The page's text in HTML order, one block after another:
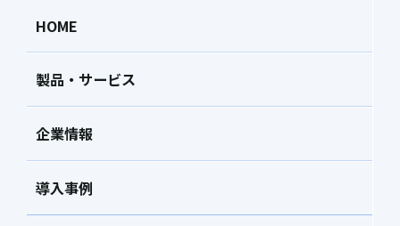
HOME
製品・サービス
企業情報
導入事例